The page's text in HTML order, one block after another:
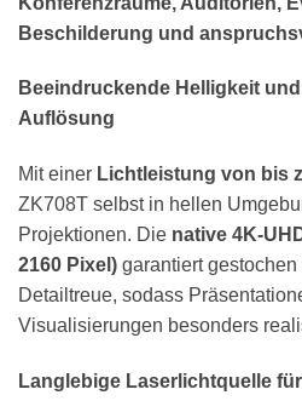
Beschilderung und
Beeindruckende Helligkeit
Auflösung
Mit einer Lichtleistung von bis
ZK708T selbst in hellen
Projektionen. Die native 4K-
2160 Pixel) garantiert
Detailtreue, sodass
Visualisierungen besonders
Langlebige Laserlichtquelle